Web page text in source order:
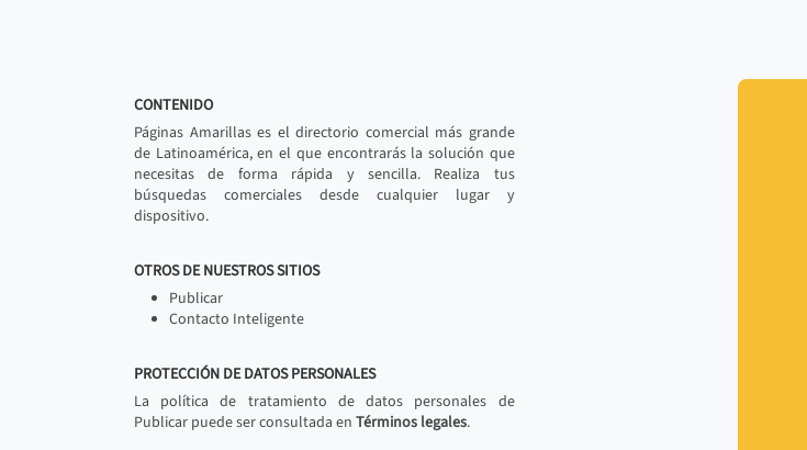
CONTENIDO
Páginas Amarillas es el directorio comercial más grande
de Latinoamérica, en el que encontrarás la solución que
necesitas de forma rápida y sencilla. Realiza tus
búsquedas comerciales desde cualquier lugar y
dispositivo.
OTROS DE NUESTROS SITIOS
Publicar
Contacto Inteligente
PROTECCIÓN DE DATOS PERSONALES
La política de tratamiento de datos personales de
Publicar puede ser consultada en Términos legales.